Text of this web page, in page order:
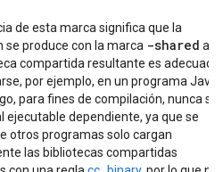
de esta marca significa que la
se produce con la marca -shared a
compartida resultante es adecuada
por ejemplo, en un programa Java.
para fines de compilación, nunca se
ejecutable dependiente, ya que se
otros programas solo cargan
las bibliotecas compartidas